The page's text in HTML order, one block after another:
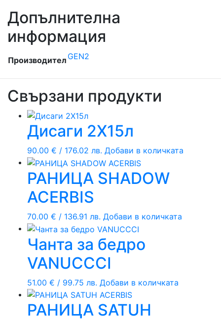
Допълнителна
информация
Производител GEN2
Свързани продукти
Дисаги 2X15л
90.00 € / 176.02 лв. Добави в количката
РАНИЦА SHADOW
ACERBIS
70.00 € / 136.91 лв. Добави в количката
Чанта за бедро
VANUCCCI
51.00 € / 99.75 лв. Добави в количката
РАНИЦА SATUH